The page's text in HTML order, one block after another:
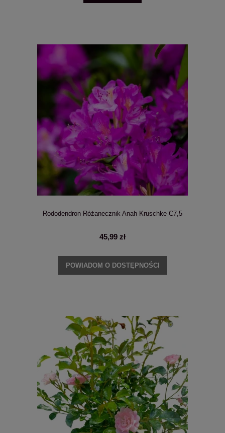
Rododendron Różanecznik Anah Kruschke C7,5
45,99 zł
POWIADOM O DOSTĘPNOŚCI